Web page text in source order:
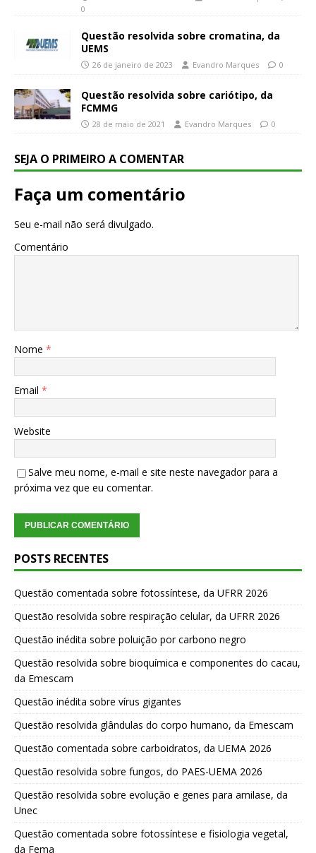
0
Questão resolvida sobre cromatina, da
UEMS
26 de janeiro de 2023 Evandro Marques 0
Questão resolvida sobre cariótipo, da
FCMMG
28 de maio de 2021 Evandro Marques 0
SEJA O PRIMEIRO A COMENTAR
Faça um comentário
Seu e-mail não será divulgado.
Comentário
Nome *
Email *
Website
Salve meu nome, e-mail e site neste navegador para a
próxima vez que eu comentar.
POSTS RECENTES
Questão comentada sobre fotossíntese, da UFRR 2026
Questão resolvida sobre respiração celular, da UFRR 2026
Questão inédita sobre poluição por carbono negro
Questão resolvida sobre bioquímica e componentes do cacau,
da Emescam
Questão inédita sobre vírus gigantes
Questão resolvida glândulas do corpo humano, da Emescam
Questão comentada sobre carboidratos, da UEMA 2026
Questão resolvida sobre fungos, do PAES-UEMA 2026
Questão resolvida sobre evolução e genes para amilase, da
Unec
Questão comentada sobre fotossíntese e fisiologia vegetal,
da Fema